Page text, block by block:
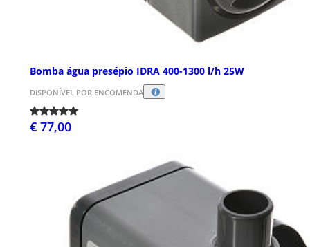
Bomba água presépio IDRA 400-1300 l/h 25W
DISPONÍVEL POR ENCOMENDA
€ 77,00